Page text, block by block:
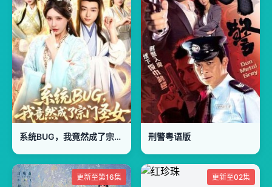
系统BUG，我竟然成了宗门圣女 刑警粤语版
更新至第16集 更新至02集